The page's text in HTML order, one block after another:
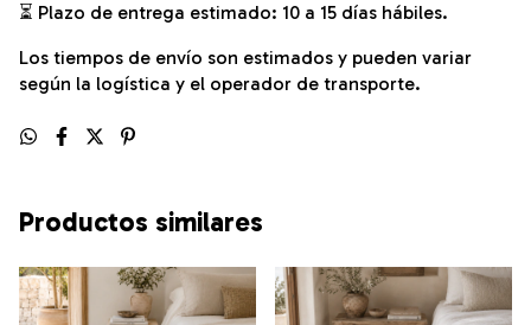
⏳ Plazo de entrega estimado: 10 a 15 días hábiles.
Los tiempos de envío son estimados y pueden variar
según la logística y el operador de transporte.
Productos similares